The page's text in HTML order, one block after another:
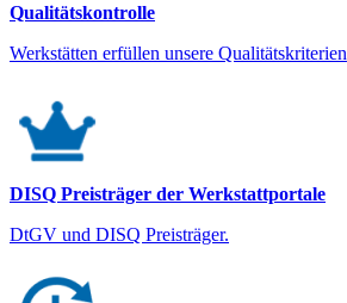
Qualitätskontrolle
Werkstätten erfüllen unsere Qualitätskriterien
DISQ Preisträger der Werkstattportale
DtGV und DISQ Preisträger.